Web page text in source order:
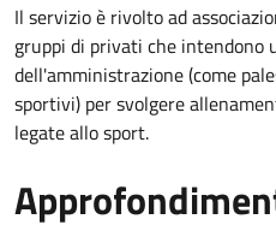
Il servizio è rivolto ad
gruppi di privati che intendono
dell'amministrazione (come
sportivi) per svolgere
legate allo sport.